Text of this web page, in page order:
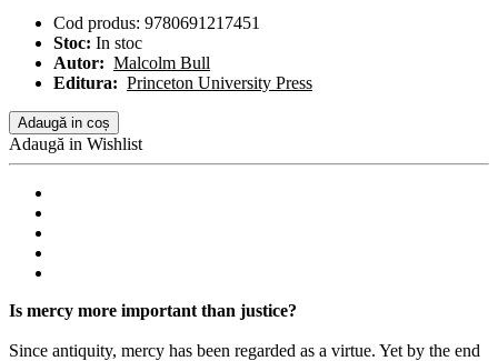
Cod produs: 9780691217451
Stoc: In stoc
Autor: Malcolm Bull
Editura: Princeton University Press
Adaugă in coș
Adaugă in Wishlist
Is mercy more important than justice?
Since antiquity, mercy has been regarded as a virtue. Yet by the end